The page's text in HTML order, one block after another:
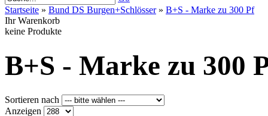
Startseite » Bund DS Burgen+Schlösser» B+S - Marke zu 300 Pf
Ihr Warenkorb
keine Produkte
B+S - Marke zu 300
Sortieren nach
Anzeigen